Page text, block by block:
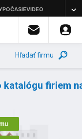
Hľadať firmu
katalógu firiem